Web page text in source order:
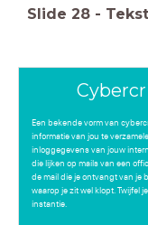
informatie wel wil delen
Slide 28 -
Een bekende vorm van
informatie van jou te
inloggegevens van jouw
die lijken op mails van een
de mail die je ontvangt van je
waarop je zit wel klopt. Twijfel
instantie.